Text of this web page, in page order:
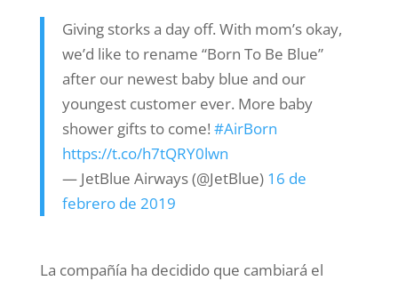
Giving storks a day off. With mom’s okay,
we’d like to rename “Born To Be Blue”
after our newest baby blue and our
youngest customer ever. More baby
shower gifts to come! #AirBorn
https://t.co/h7tQRY0lwn
— JetBlue Airways (@JetBlue) 16 de
febrero de 2019
La compañía ha decidido que cambiará el